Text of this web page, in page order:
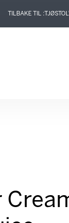
TILBAKE TIL :